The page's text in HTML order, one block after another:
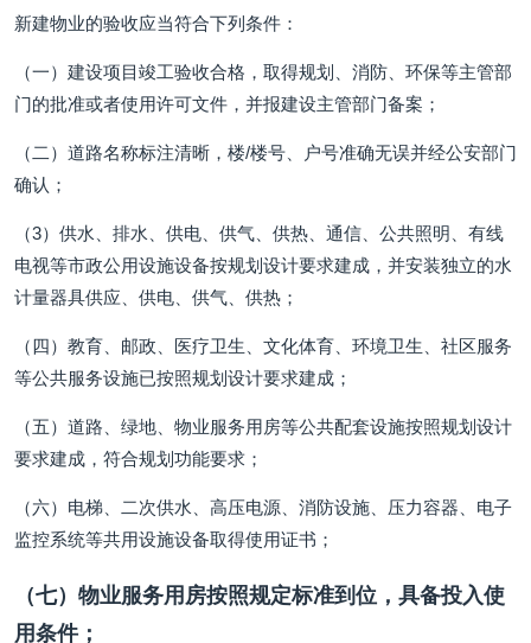
新建物业的验收应当符合下列条件：
（一）建设项目竣工验收合格，取得规划、消防、环保等主管部
门的批准或者使用许可文件，并报建设主管部门备案；
（二）道路名称标注清晰，楼/楼号、户号准确无误并经公安部门
确认；
（3）供水、排水、供电、供气、供热、通信、公共照明、有线
电视等市政公用设施设备按规划设计要求建成，并安装独立的水
计量器具供应、供电、供气、供热；
（四）教育、邮政、医疗卫生、文化体育、环境卫生、社区服务
等公共服务设施已按照规划设计要求建成；
（五）道路、绿地、物业服务用房等公共配套设施按照规划设计
要求建成，符合规划功能要求；
（六）电梯、二次供水、高压电源、消防设施、压力容器、电子
监控系统等共用设施设备取得使用证书；
（七）物业服务用房按照规定标准到位，具备投入使
用条件；